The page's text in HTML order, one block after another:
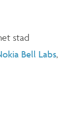
stad
Bell Labs,